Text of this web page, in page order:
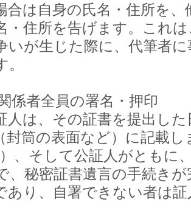
合は自身の氏名・住所を
・住所を告げます。これ
いが生じた際に、代筆者
係者全員の署名・押印
は、その証書を提出した
封筒の表面など）に記載
、そして公証人がともに
、秘密証書遺言の手続き
あり、自署できない者は